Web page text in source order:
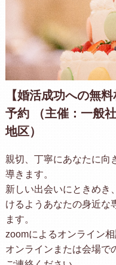
【婚活成功への無
予約 （主催：一般
地区）
親切、丁寧にあなたに向
導きます。
新しい出会いにときめき
けるようあなたの身近な
ます。
zoomによるオンライン
オンラインまたは会場で